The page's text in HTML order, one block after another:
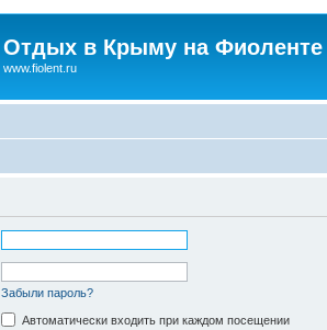
Отдых в Крыму на Фиоленте
www.fiolent.ru
Забыли пароль?
Автоматически входить при каждом посещении